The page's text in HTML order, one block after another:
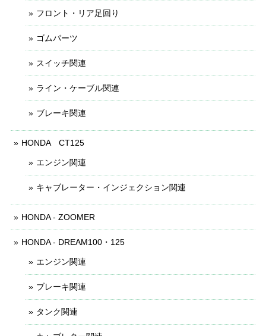
フロント・リア足回り
ゴムパーツ
スイッチ関連
ライン・ケーブル関連
ブレーキ関連
HONDA CT125
エンジン関連
キャブレーター・インジェクション関連
HONDA - ZOOMER
HONDA - DREAM100・125
エンジン関連
ブレーキ関連
タンク関連